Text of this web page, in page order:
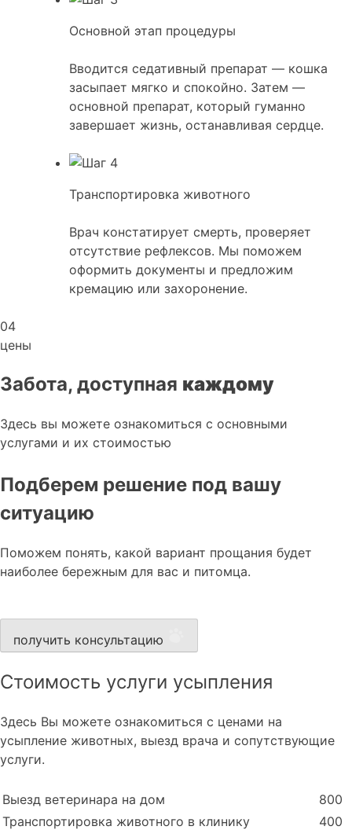
Основной этап процедуры
Вводится седативный препарат — кошка
засыпает мягко и спокойно. Затем —
основной препарат, который гуманно
завершает жизнь, останавливая сердце.
Транспортировка животного
Врач констатирует смерть, проверяет
отсутствие рефлексов. Мы поможем
оформить документы и предложим
кремацию или захоронение.
04
цены
Забота, доступная каждому
Здесь вы можете ознакомиться с основными
услугами и их стоимостью
Подберем решение под вашу
ситуацию
Поможем понять, какой вариант прощания будет
наиболее бережным для вас и питомца.
получить консультацию
Стоимость услуги усыпления
Здесь Вы можете ознакомиться с ценами на
усыпление животных, выезд врача и сопутствующие
услуги.
Выезд ветеринара на дом
800
Транспортировка животного в клинику
400